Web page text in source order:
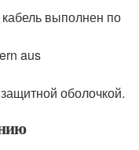
выполнен по
aus
оболочкой.